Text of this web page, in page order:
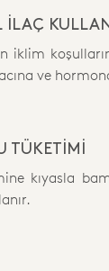
İLAÇ
iklim
ve
TÜKETİMİ
kıyasla